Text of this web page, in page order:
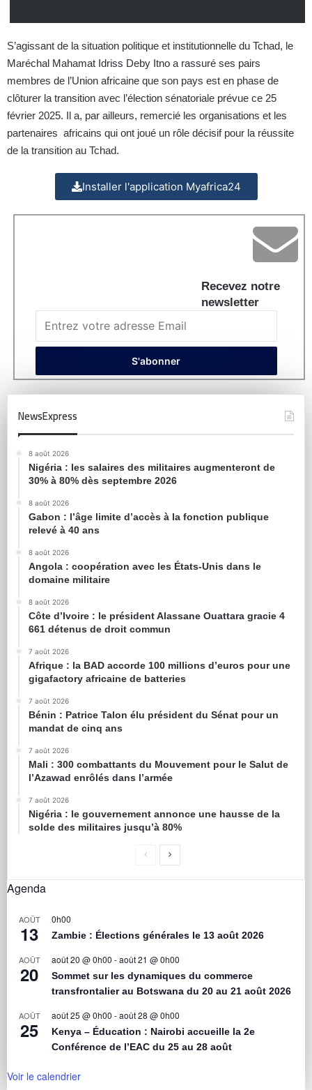
S’agissant de la situation politique et institutionnelle du Tchad, le
Maréchal Mahamat Idriss Deby Itno a rassuré ses pairs
membres de l’Union africaine que son pays est en phase de
clôturer la transition avec l’élection sénatoriale prévue ce 25
février 2025. Il a, par ailleurs, remercié les organisations et les
partenaires africains qui ont joué un rôle décisif pour la réussite
de la transition au Tchad.
Installer l'application Myafrica24
Recevez notre
newsletter
NewsExpress
8 août 2026
Nigéria : les salaires des militaires augmenteront de
30% à 80% dès septembre 2026
8 août 2026
Gabon : l’âge limite d’accès à la fonction publique
relevé à 40 ans
8 août 2026
Angola : coopération avec les États-Unis dans le
domaine militaire
8 août 2026
Côte d’Ivoire : le président Alassane Ouattara gracie 4
661 détenus de droit commun
7 août 2026
Afrique : la BAD accorde 100 millions d’euros pour une
gigafactory africaine de batteries
7 août 2026
Bénin : Patrice Talon élu président du Sénat pour un
mandat de cinq ans
7 août 2026
Mali : 300 combattants du Mouvement pour le Salut de
l’Azawad enrôlés dans l’armée
7 août 2026
Nigéria : le gouvernement annonce une hausse de la
solde des militaires jusqu’à 80%
Agenda
AOÛT
13
0h00
Zambie : Élections générales le 13 août 2026
AOÛT
20
août 20 @ 0h00 -août 21 @ 0h00
Sommet sur les dynamiques du commerce
transfrontalier au Botswana du 20 au 21 août 2026
AOÛT
25
août 25 @ 0h00 -août 28 @ 0h00
Kenya – Éducation : Nairobi accueille la 2e
Conférence de l’EAC du 25 au 28 août
Voir le calendrier